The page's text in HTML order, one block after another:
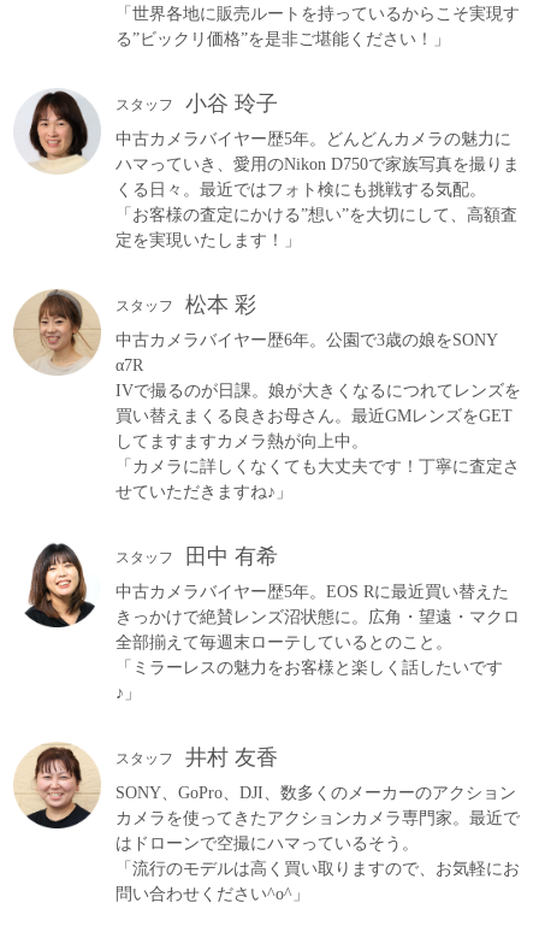
「世界各地に販売ルートを持っているからこそ実現す
る”ビックリ価格”を是非ご堪能ください！」
スタッフ 小谷 玲子
中古カメラバイヤー歴5年。どんどんカメラの魅力に
ハマっていき、愛用のNikon D750で家族写真を撮りま
くる日々。最近ではフォト検にも挑戦する気配。
「お客様の査定にかける”想い”を大切にして、高額査
定を実現いたします！」
スタッフ 松本 彩
中古カメラバイヤー歴6年。公園で3歳の娘をSONY
α7R
IVで撮るのが日課。娘が大きくなるにつれてレンズを
買い替えまくる良きお母さん。最近GMレンズをGET
してますますカメラ熱が向上中。
「カメラに詳しくなくても大丈夫です！丁寧に査定さ
せていただきますね♪」
スタッフ 田中 有希
中古カメラバイヤー歴5年。EOS Rに最近買い替えた
きっかけで絶賛レンズ沼状態に。広角・望遠・マクロ
全部揃えて毎週末ローテしているとのこと。
「ミラーレスの魅力をお客様と楽しく話したいです
♪」
スタッフ 井村 友香
SONY、GoPro、DJI、数多くのメーカーのアクション
カメラを使ってきたアクションカメラ専門家。最近で
はドローンで空撮にハマっているそう。
「流行のモデルは高く買い取りますので、お気軽にお
問い合わせください^o^」